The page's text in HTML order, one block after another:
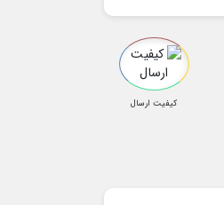
کیفیت ارسال